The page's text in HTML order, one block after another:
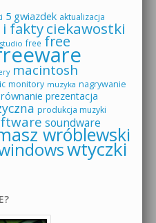
5 gwiazdek aktualizacja
i faktyciekawostki
free free
macintosh
monitory muzyka nagrywanie
prezentacja
produkcja muzyki
soundware
wróblewski
wtyczki